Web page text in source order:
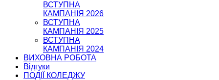
ВСТУПНА
КАМПАНІЯ 2026
ВСТУПНА
КАМПАНІЯ 2025
ВСТУПНА
КАМПАНІЯ 2024
ВИХОВНА РОБОТА
Відгуки
ПОДІЇ КОЛЕДЖУ